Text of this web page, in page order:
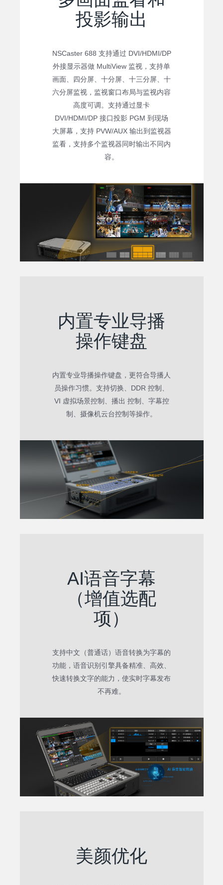
投影输出
NSCaster 688 支持通过 DVI/HDMI/DP
外接显示器做 MultiView 监视，支持单
画面、四分屏、十分屏、十三分屏、十
六分屏监视，监视窗口布局与监视内容
高度可调。支持通过显卡
DVI/HDMI/DP 接口投影 PGM 到现场
大屏幕，支持 PVW/AUX 输出到监视器
监看，支持多个监视器同时输出不同内
容。
内置专业导播
操作键盘
内置专业导播操作键盘，更符合导播人
员操作习惯。支持切换、DDR 控制、
VI 虚拟场景控制、播出 控制、字幕控
制、摄像机云台控制等操作。
AI语音字幕
（增值选配
项）
支持中文（普通话）语音转换为字幕的
功能，语音识别引擎具备精准、高效、
快速转换文字的能力，使实时字幕发布
不再难。
美颜优化